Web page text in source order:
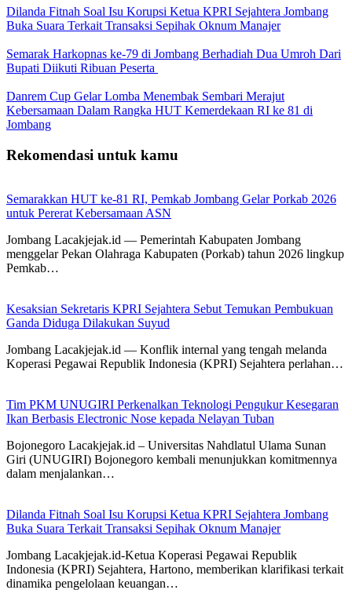
Dilanda Fitnah Soal Isu Korupsi Ketua KPRI Sejahtera Jombang
Buka Suara Terkait Transaksi Sepihak Oknum Manajer
Semarak Harkopnas ke-79 di Jombang Berhadiah Dua Umroh Dari
Bupati Diikuti Ribuan Peserta
Danrem Cup Gelar Lomba Menembak Sembari Merajut
Kebersamaan Dalam Rangka HUT Kemerdekaan RI ke 81 di
Jombang
Rekomendasi untuk kamu
Semarakkan HUT ke-81 RI, Pemkab Jombang Gelar Porkab 2026
untuk Pererat Kebersamaan ASN
Jombang Lacakjejak.id — Pemerintah Kabupaten Jombang
menggelar Pekan Olahraga Kabupaten (Porkab) tahun 2026 lingkup
Pemkab…
Kesaksian Sekretaris KPRI Sejahtera Sebut Temukan Pembukuan
Ganda Diduga Dilakukan Suyud
Jombang Lacakjejak.id — Konflik internal yang tengah melanda
Koperasi Pegawai Republik Indonesia (KPRI) Sejahtera perlahan…
Tim PKM UNUGIRI Perkenalkan Teknologi Pengukur Kesegaran
Ikan Berbasis Electronic Nose kepada Nelayan Tuban
Bojonegoro Lacakjejak.id – Universitas Nahdlatul Ulama Sunan
Giri (UNUGIRI) Bojonegoro kembali menunjukkan komitmennya
dalam menjalankan…
Dilanda Fitnah Soal Isu Korupsi Ketua KPRI Sejahtera Jombang
Buka Suara Terkait Transaksi Sepihak Oknum Manajer
Jombang Lacakjejak.id-Ketua Koperasi Pegawai Republik
Indonesia (KPRI) Sejahtera, Hartono, memberikan klarifikasi terkait
dinamika pengelolaan keuangan…